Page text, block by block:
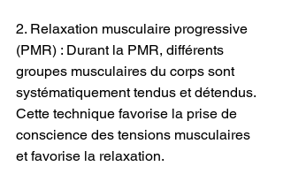
2. Relaxation musculaire progressive
(PMR) : Durant la PMR, différents
groupes musculaires du corps sont
systématiquement tendus et détendus.
Cette technique favorise la prise de
conscience des tensions musculaires
et favorise la relaxation.